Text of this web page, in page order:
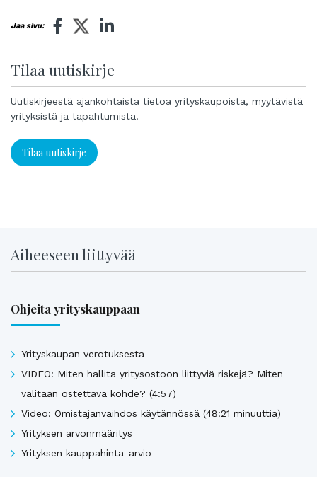
Jaa sivu:
Tilaa uutiskirje
Uutiskirjeestä ajankohtaista tietoa yrityskaupoista, myytävistä
yrityksistä ja tapahtumista.
Tilaa uutiskirje
Aiheeseen liittyvää
Ohjeita yrityskauppaan
Yrityskaupan verotuksesta
VIDEO: Miten hallita yritysostoon liittyviä riskejä? Miten
valitaan ostettava kohde? (4:57)
Video: Omistajanvaihdos käytännössä (48:21 minuuttia)
Yrityksen arvonmääritys
Yrityksen kauppahinta-arvio